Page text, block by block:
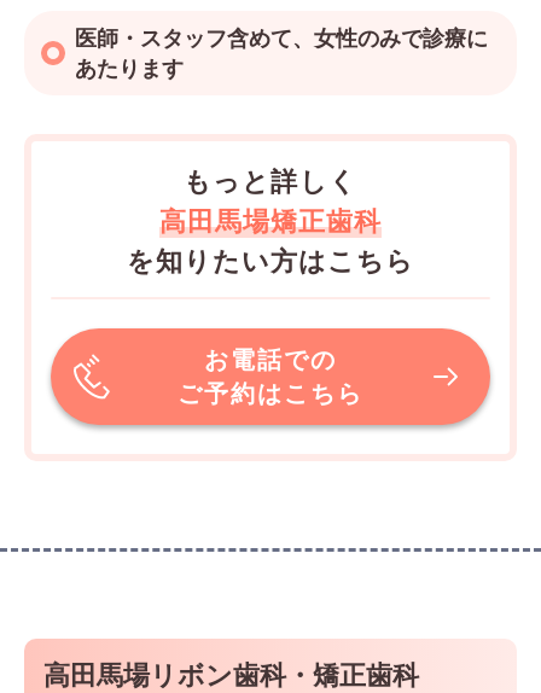
医師・スタッフ含めて、女性のみで診療に
あたります
もっと詳しく
高田馬場矯正歯科
を知りたい方はこちら
お電話での
ご予約はこちら
高田馬場リボン歯科・矯正歯科